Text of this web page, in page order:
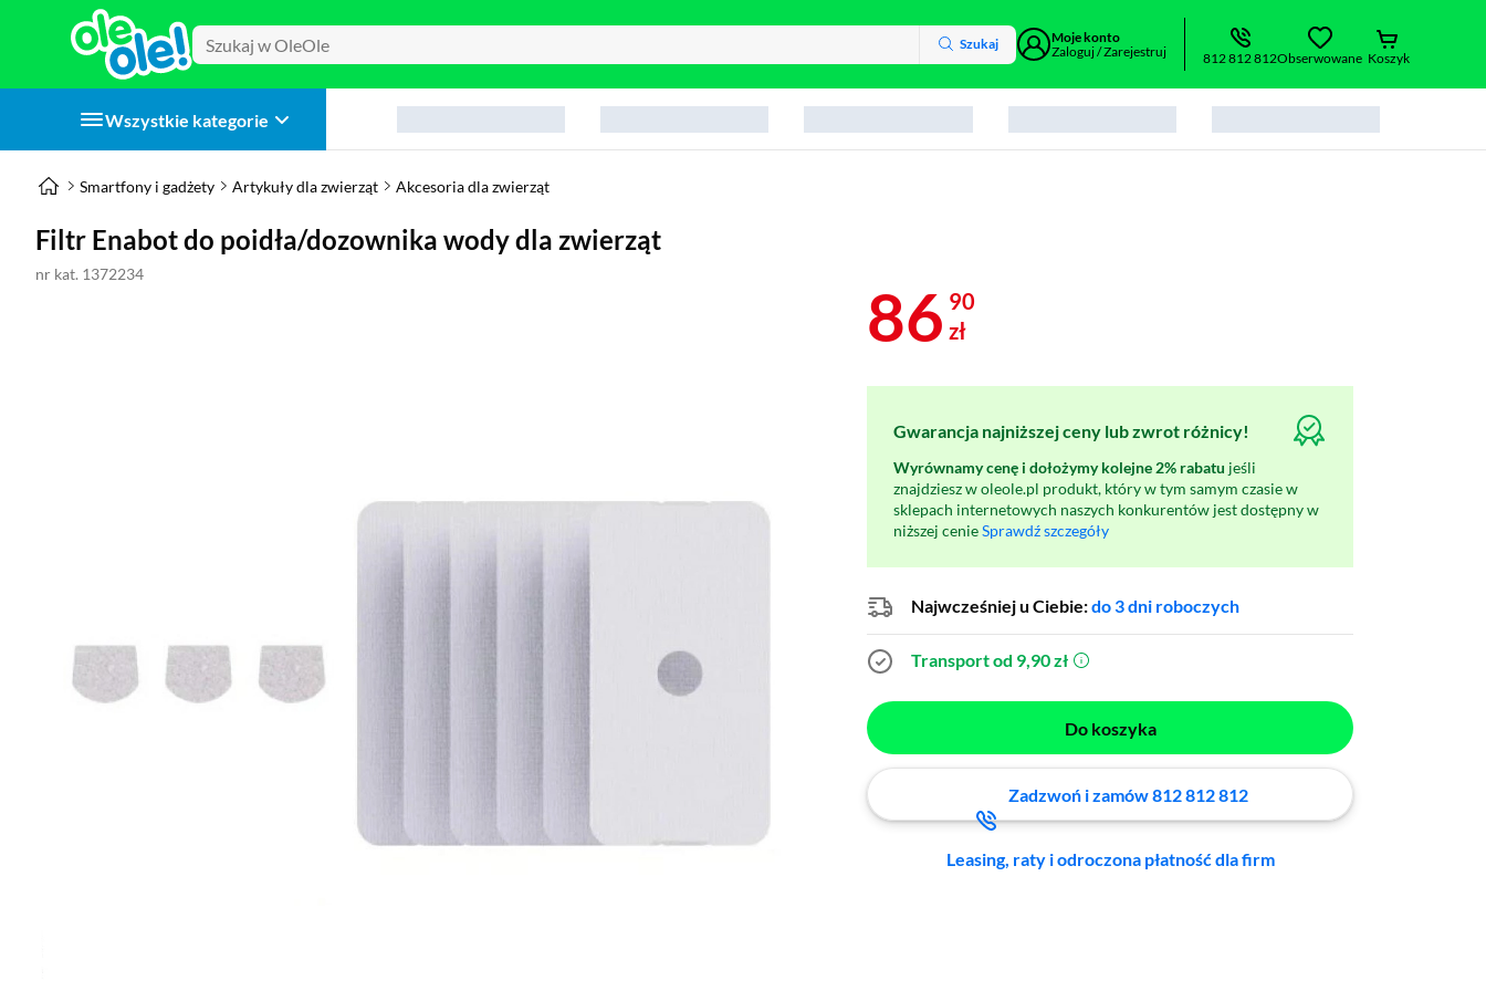
Szukaj
Moje konto
Zaloguj / Zarejestruj
812 812 812Obserwowane Koszyk
Wszystkie kategorie
Smartfony i gadżety Artykuły dla zwierząt Akcesoria dla zwierząt
Filtr Enabot do poidła/dozownika wody dla zwierząt
nr kat. 1372234
86 90
zł
Gwarancja najniższej ceny lub zwrot różnicy!
Wyrównamy cenę i dołożymy kolejne 2% rabatu jeśli
znajdziesz w oleole.pl produkt, który w tym samym czasie w
sklepach internetowych naszych konkurentów jest dostępny w
niższej cenieSprawdź szczegóły
Najwcześniej u Ciebie:do 3 dni roboczych
Transport od 9,90 zł (otworzy się w nowym oknie)
Do koszyka
Zadzwoń i zamów 812 812 812
Leasing, raty i odroczona płatność dla firm